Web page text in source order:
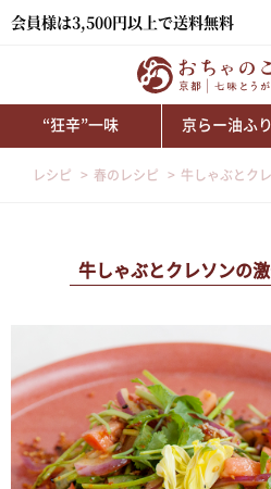
会員様は3,500円以上で送料無料
“狂辛”一味 京らー油ふ
レシピ 春のレシピ 牛しゃぶとク
牛しゃぶとクレソンの